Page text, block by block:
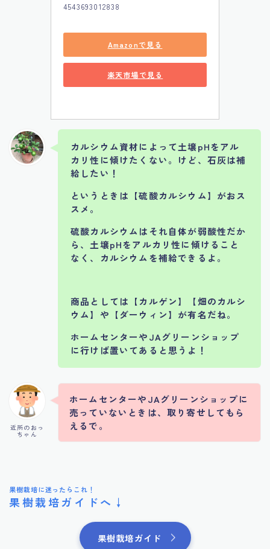
4543693012838
Amazonで見る
楽天市場で見る
カルシウム資材によって土壌pHをアル
カリ性に傾けたくない。けど、石灰は補
給したい！
というときは【硫酸カルシウム】がおス
スメ。
硫酸カルシウムはそれ自体が弱酸性だか
ら、土壌pHをアルカリ性に傾けること
なく、カルシウムを補給できるよ。
商品としては【カルゲン】【畑のカルシ
ウム】や【ダーウィン】が有名だね。
ホームセンターやJAグリーンショップ
に行けば置いてあると思うよ！
近所のおっ
ちゃん
ホームセンターやJAグリーンショップに
売っていないときは、取り寄せしてもら
えるで。
果樹栽培に迷ったらこれ！
果樹栽培ガイドへ↓
果樹栽培ガイド